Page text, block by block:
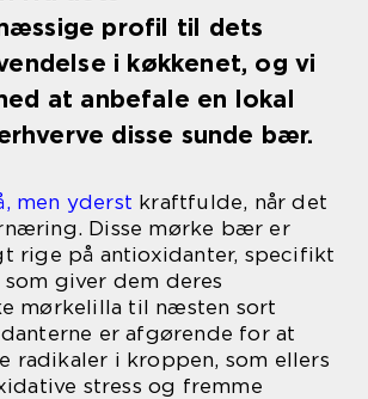
profil til dets
i køkkenet, og vi
at anbefale en lokal
disse sunde bær.
men yderst kraftfulde, når det
Disse mørke bær er
rige på antioxidanter, specifikt
som giver dem deres
mørkelilla til næsten sort
er afgørende for at
radikaler i kroppen, som ellers
stress og fremme